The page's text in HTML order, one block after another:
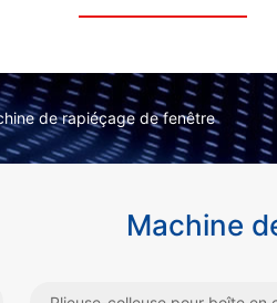
de rapiéçage de fenêtre
Machine